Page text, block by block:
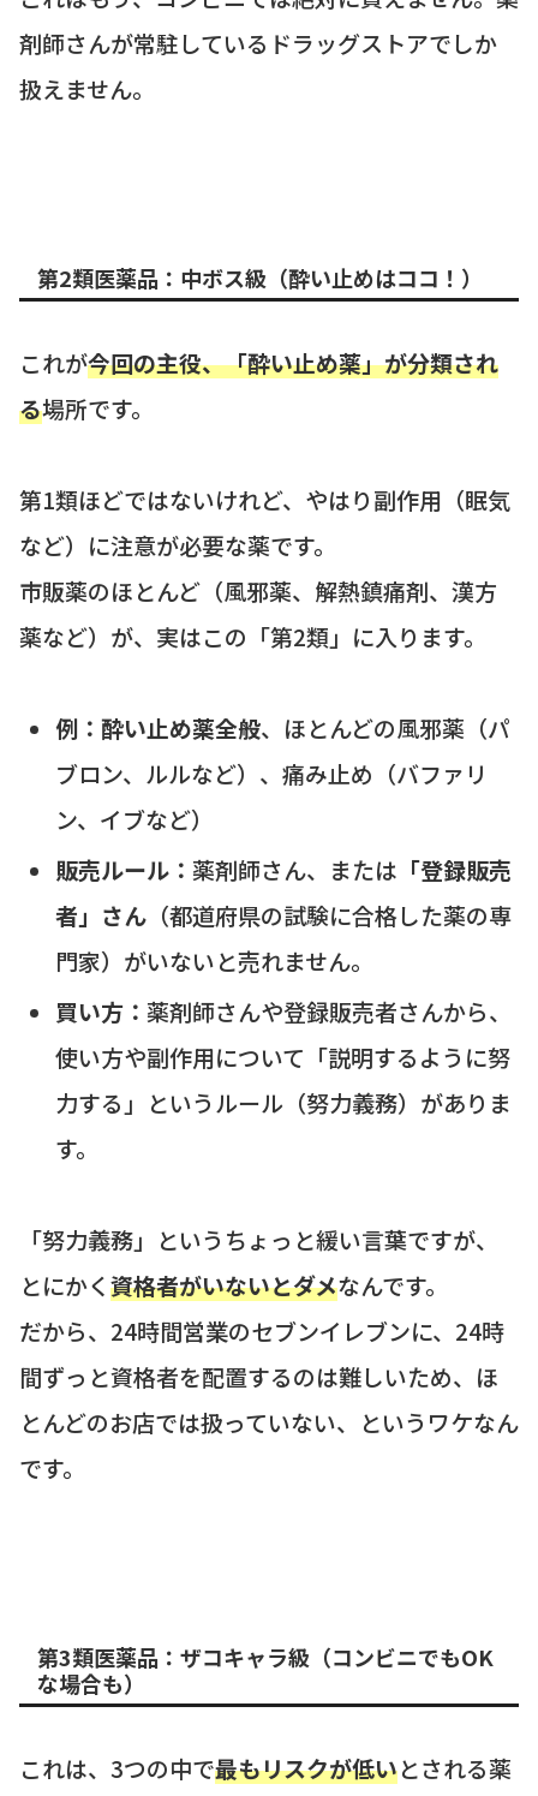
剤師さんが常駐しているドラッグストアでしか
扱えません。
第2類医薬品：中ボス級（酔い止めはココ！）
これが今回の主役、「酔い止め薬」が分類され
る場所です。
第1類ほどではないけれど、やはり副作用（眠気
など）に注意が必要な薬です。
市販薬のほとんど（風邪薬、解熱鎮痛剤、漢方
薬など）が、実はこの「第2類」に入ります。
例： 酔い止め薬全般、ほとんどの風邪薬（パ
ブロン、ルルなど）、痛み止め（バファリ
ン、イブなど）
販売ルール： 薬剤師さん、または 「登録販売
者」さん（都道府県の試験に合格した薬の専
門家）がいないと売れません。
買い方： 薬剤師さんや登録販売者さんから、
使い方や副作用について「説明するように努
力する」というルール（努力義務）がありま
す。
「努力義務」というちょっと緩い言葉ですが、
とにかく資格者がいないとダメなんです。
だから、24時間営業のセブンイレブンに、24時
間ずっと資格者を配置するのは難しいため、ほ
とんどのお店では扱っていない、というワケなん
です。
第3類医薬品：ザコキャラ級（コンビニでもOK
な場合も）
これは、3つの中で最もリスクが低いとされる薬